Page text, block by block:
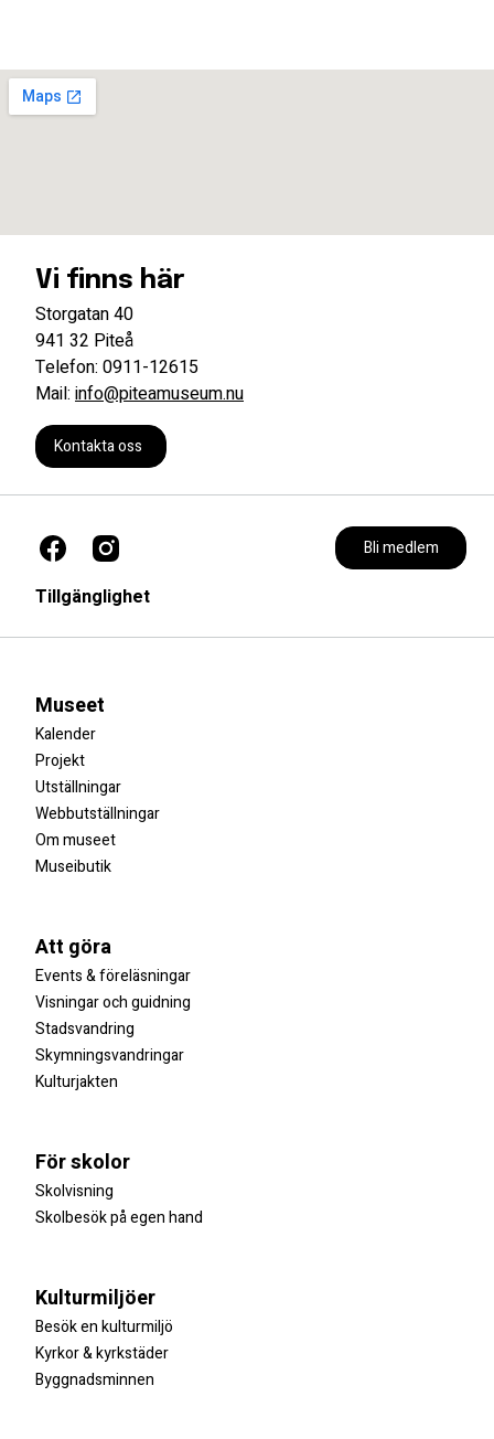
Vi finns här
Storgatan 40
941 32 Piteå
Telefon: 0911-12615
Mail: info@piteamuseum.nu
Kontakta oss
Bli medlem
Tillgänglighet
Museet
Kalender
Projekt
Utställningar
Webbutställningar
Om museet
Museibutik
Att göra
Events & föreläsningar
Visningar och guidning
Stadsvandring
Skymningsvandringar
Kulturjakten
För skolor
Skolvisning
Skolbesök på egen hand
Kulturmiljöer
Besök en kulturmiljö
Kyrkor & kyrkstäder
Byggnadsminnen